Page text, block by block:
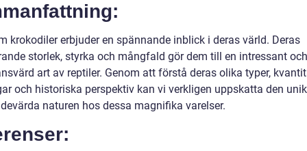
krokodiler erbjuder en spännande inblick i deras värld. Deras
storlek, styrka och mångfald gör dem till en intressant och
art av reptiler. Genom att förstå deras olika typer,
och historiska perspektiv kan vi verkligen uppskatta den
naturen hos dessa magnifika varelser.